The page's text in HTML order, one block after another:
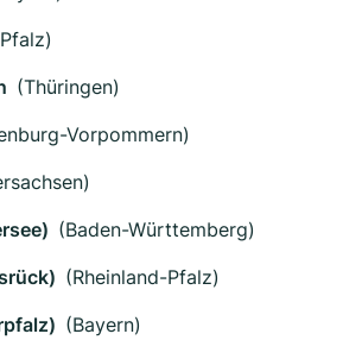
(Thüringen)
Vorpommern)
(Baden-Württemberg)
(Rheinland-Pfalz)
(Bayern)